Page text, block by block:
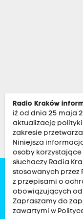
Zobacz Kultura
RADIO KRAKÓW
Radio Kraków
iż od dnia 25 maja
aktualizację
zakresie
Niniejsza
osoby korzystające
słuchaczy Radia
stosowanych przez
z przepisami o
obowiązujących od
Zapraszamy do
zawartymi w